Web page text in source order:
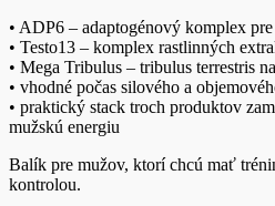
• ADP6 – adaptogénový komplex
• Testo13 – komplex rastlinných
• Mega Tribulus – tribulus terrestris
• vhodné počas silového a
• praktický stack troch produktov
mužskú energiu
Balík pre mužov, ktorí chcú mať
kontrolou.